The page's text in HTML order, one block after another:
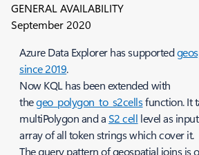
GENERAL AVAILABILITY
September 2020
Azure Data Explorer has supported
since 2019.
Now KQL has been extended with
thegeo_polygon_to_s2cellsfunction. It
multiPolygon and aS2 cell level as
array of all token strings which cover it.
The query pattern of geospatial joins is